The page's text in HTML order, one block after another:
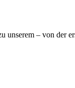
unserem – von der